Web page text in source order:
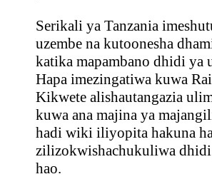
Serikali ya Tanzania
uzembe na kutoonesha
katika mapambano dhidi ya
Hapa imezingatiwa kuwa
Kikwete alishautangazia
kuwa ana majina ya
hadi wiki iliyopita hakuna
zilizokwishachukuliwa
hao.